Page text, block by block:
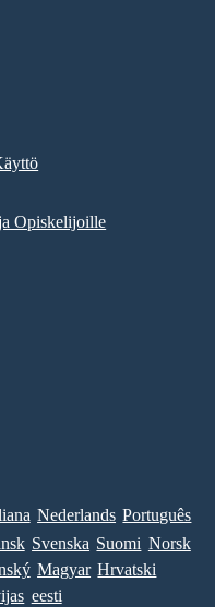
Opiskelijoille
Nederlands Português
Svenska Suomi Norsk
Magyar Hrvatski
eesti